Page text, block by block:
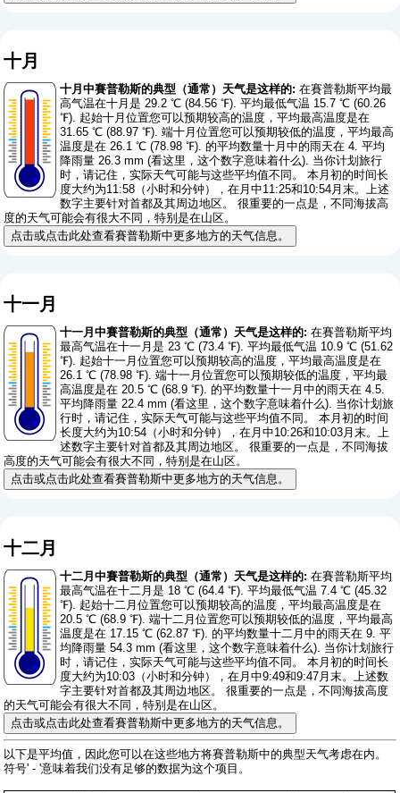
十月
十月中賽普勒斯的典型（通常）天气是这样的: 在賽普勒斯平均最
高气温在十月是 29.2 ℃ (84.56 ℉). 平均最低气温 15.7 ℃ (60.26
℉). 起始十月位置您可以预期较高的温度，平均最高温度是在
31.65 ℃ (88.97 ℉). 端十月位置您可以预期较低的温度，平均最高
温度是在 26.1 ℃ (78.98 ℉). 的平均数量十月中的雨天在 4. 平均
降雨量 26.3 mm (看这里，这个数字意味着什么). 当你计划旅行
时，请记住，实际天气可能与这些平均值不同。 本月初的时间长
度大约为11:58（小时和分钟），在月中11:25和10:54月末。上述
数字主要针对首都及其周边地区。 很重要的一点是，不同海拔高
度的天气可能会有很大不同，特别是在山区。
点击或点击此处查看賽普勒斯中更多地方的天气信息。
十一月
十一月中賽普勒斯的典型（通常）天气是这样的: 在賽普勒斯平均
最高气温在十一月是 23 ℃ (73.4 ℉). 平均最低气温 10.9 ℃ (51.62
℉). 起始十一月位置您可以预期较高的温度，平均最高温度是在
26.1 ℃ (78.98 ℉). 端十一月位置您可以预期较低的温度，平均最
高温度是在 20.5 ℃ (68.9 ℉). 的平均数量十一月中的雨天在 4.5.
平均降雨量 22.4 mm (看这里，这个数字意味着什么). 当你计划旅
行时，请记住，实际天气可能与这些平均值不同。 本月初的时间
长度大约为10:54（小时和分钟），在月中10:26和10:03月末。上
述数字主要针对首都及其周边地区。 很重要的一点是，不同海拔
高度的天气可能会有很大不同，特别是在山区。
点击或点击此处查看賽普勒斯中更多地方的天气信息。
十二月
十二月中賽普勒斯的典型（通常）天气是这样的: 在賽普勒斯平均
最高气温在十二月是 18 ℃ (64.4 ℉). 平均最低气温 7.4 ℃ (45.32
℉). 起始十二月位置您可以预期较高的温度，平均最高温度是在
20.5 ℃ (68.9 ℉). 端十二月位置您可以预期较低的温度，平均最高
温度是在 17.15 ℃ (62.87 ℉). 的平均数量十二月中的雨天在 9. 平
均降雨量 54.3 mm (看这里，这个数字意味着什么). 当你计划旅行
时，请记住，实际天气可能与这些平均值不同。 本月初的时间长
度大约为10:03（小时和分钟），在月中9:49和9:47月末。上述数
字主要针对首都及其周边地区。 很重要的一点是，不同海拔高度
的天气可能会有很大不同，特别是在山区。
点击或点击此处查看賽普勒斯中更多地方的天气信息。
以下是平均值，因此您可以在这些地方将賽普勒斯中的典型天气考虑在内。
符号' - '意味着我们没有足够的数据为这个项目。